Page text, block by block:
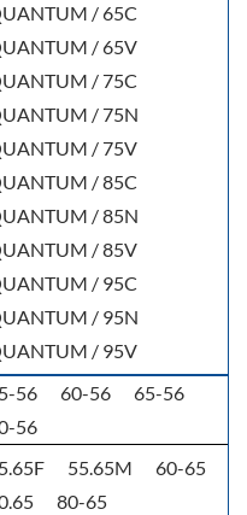
/ 65C
/ 65V
/ 75C
/ 75N
/ 75V
/ 85C
/ 85N
/ 85V
/ 95C
/ 95N
/ 95V
56 60-56
65-56
56
55.65M
60-65
80-65